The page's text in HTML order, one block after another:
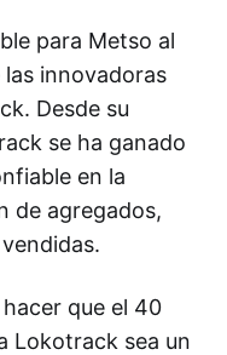
para Metso al
innovadoras
Desde su
se ha ganado
en la
de agregados,
vendidas.
que el 40
Lokotrack sea un